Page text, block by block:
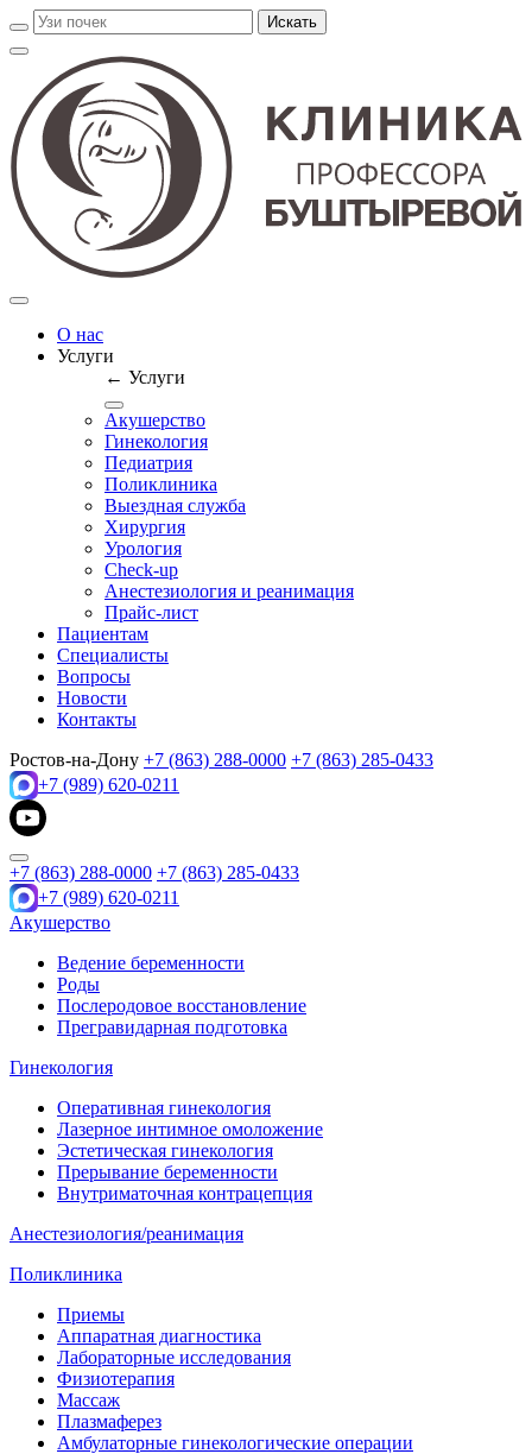
О нас
Услуги
← Услуги
Акушерство
Гинекология
Педиатрия
Поликлиника
Выездная служба
Хирургия
Урология
Check-up
Анестезиология и реанимация
Прайс-лист
Пациентам
Специалисты
Вопросы
Новости
Контакты
Ростов-на-Дону +7 (863) 288-0000 +7 (863) 285-0433
+7 (989) 620-0211
+7 (863) 288-0000 +7 (863) 285-0433
+7 (989) 620-0211
Акушерство
Ведение беременности
Роды
Послеродовое восстановление
Прегравидарная подготовка
Гинекология
Оперативная гинекология
Лазерное интимное омоложение
Эстетическая гинекология
Прерывание беременности
Внутриматочная контрацепция
Анестезиология/реанимация
Поликлиника
Приемы
Аппаратная диагностика
Лабораторные исследования
Физиотерапия
Массаж
Плазмаферез
Амбулаторные гинекологические операции